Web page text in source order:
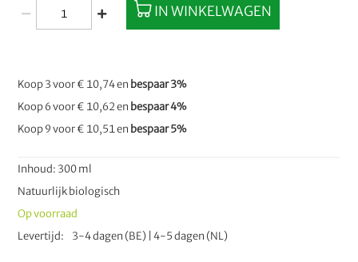
Inhoud: 300 ml
Natuurlijk biologisch
Op voorraad
Levertijd
3-4 dagen (BE) | 4-5 dagen (NL)
IN WINKELWAGEN
Koop 3 voor€ 10,74en bespaar3%
Koop 6 voor€ 10,62en bespaar4%
Koop 9 voor€ 10,51en bespaar5%